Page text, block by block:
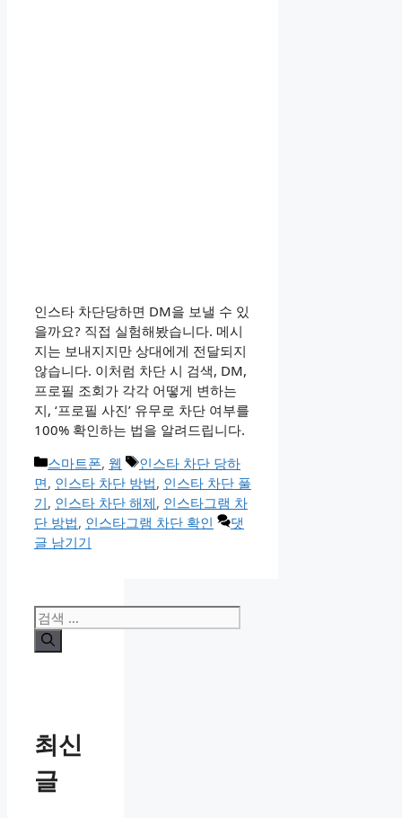
인스타 차단당하면 DM을 보낼 수 있
을까요? 직접 실험해봤습니다. 메시
지는 보내지지만 상대에게 전달되지
않습니다. 이처럼 차단 시 검색, DM,
프로필 조회가 각각 어떻게 변하는
지, ‘프로필 사진’ 유무로 차단 여부를
100% 확인하는 법을 알려드립니다.
카
테
고
리
스마트폰, 웹
태
그
인스타 차단 당하
면, 인스타 차단 방법, 인스타 차단 풀
기, 인스타 차단 해제, 인스타그램 차
단 방법, 인스타그램 차단 확인
댓
글 남기기
검
색:
최신
글